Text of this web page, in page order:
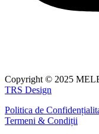
Copyright © 2025
TRS Design
Politica de
Termeni & Condiții